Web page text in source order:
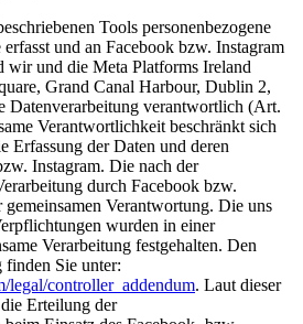
Tools personenbezogene
und an Facebook bzw. Instagram
wir und die Meta Platforms Ireland
Grand Canal Harbour, Dublin 2,
Datenverarbeitung verantwortlich (Art.
Verantwortlichkeit beschränkt sich
Erfassung der Daten und deren
Instagram. Die nach der
durch Facebook bzw.
Verantwortung. Die uns
wurden in einer
Verarbeitung festgehalten. Den
finden Sie unter:
legal/controller_addendum. Laut dieser
Erteilung der